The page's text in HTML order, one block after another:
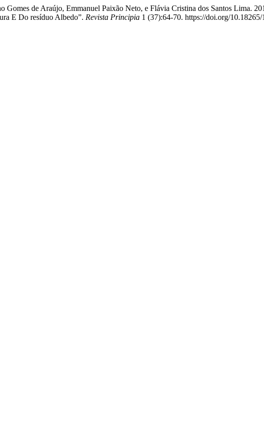
de Araújo, Emmanuel Paixão Neto, e Flávia Cristina dos Santos Lima.
E Do resíduo Albedo”. Revista Principia 1 (37):64-70. https://doi.org/